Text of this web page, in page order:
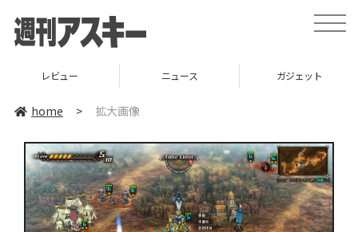
toggle
レビュー ニュース ガジェット
home > 拡大画像